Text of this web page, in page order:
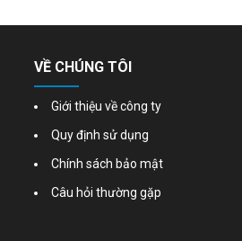
VỀ CHÚNG TÔI
Giới thiệu về công ty
Quy định sử dụng
Chính sách bảo mật
Câu hỏi thường gặp